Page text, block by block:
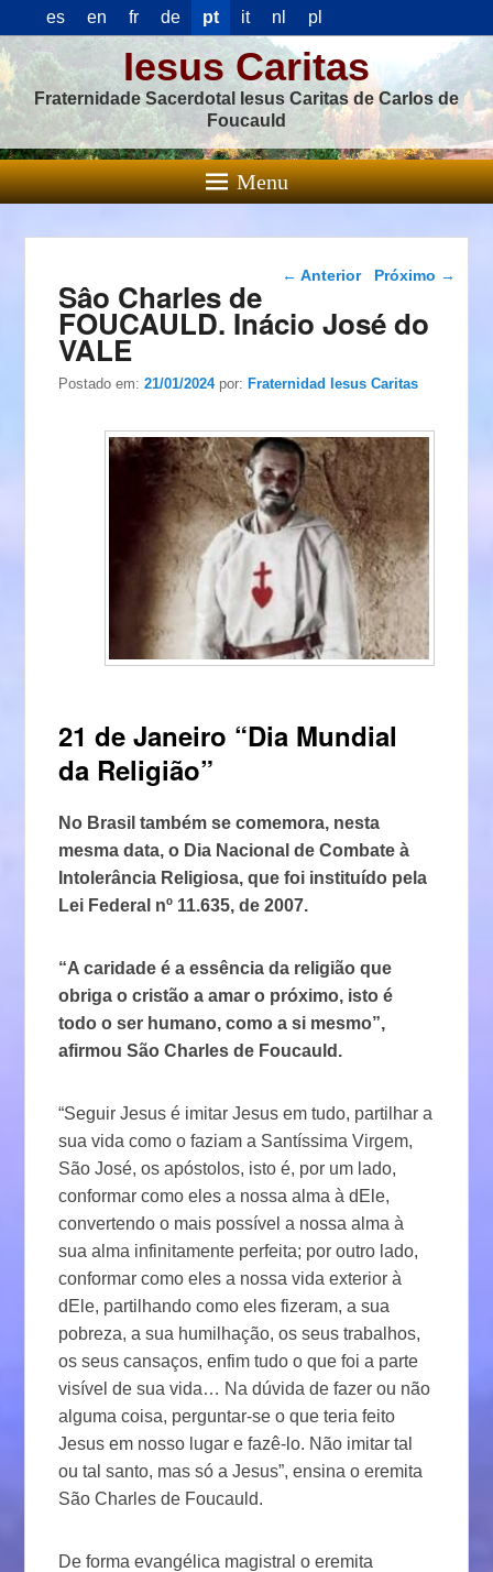
es en fr de pt it nl pl
Iesus Caritas
Fraternidade Sacerdotal Iesus Caritas de Carlos de
Foucauld
Menu
Navegação das
← Anterior Próximo →
Sâo Charles de
FOUCAULD. Inácio José do
VALE
Postado em:21/01/2024 por:Fraternidad Iesus Caritas
21 de Janeiro “Dia Mundial
da Religião”
No Brasil também se comemora, nesta
mesma data, o Dia Nacional de Combate à
Intolerância Religiosa, que foi instituído pela
Lei Federal nº 11.635, de 2007.
“A caridade é a essência da religião que
obriga o cristão a amar o próximo, isto é
todo o ser humano, como a si mesmo”,
afirmou São Charles de Foucauld.
“Seguir Jesus é imitar Jesus em tudo, partilhar a
sua vida como o faziam a Santíssima Virgem,
São José, os apóstolos, isto é, por um lado,
conformar como eles a nossa alma à dEle,
convertendo o mais possível a nossa alma à
sua alma infinitamente perfeita; por outro lado,
conformar como eles a nossa vida exterior à
dEle, partilhando como eles fizeram, a sua
pobreza, a sua humilhação, os seus trabalhos,
os seus cansaços, enfim tudo o que foi a parte
visível de sua vida… Na dúvida de fazer ou não
alguma coisa, perguntar-se o que teria feito
Jesus em nosso lugar e fazê-lo. Não imitar tal
ou tal santo, mas só a Jesus”, ensina o eremita
São Charles de Foucauld.
De forma evangélica magistral o eremita